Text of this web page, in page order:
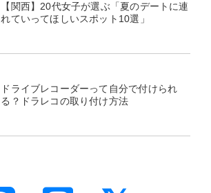
【関西】20代女子が選ぶ「夏のデートに連
れていってほしいスポット10選」
ドライブレコーダーって自分で付けられ
る？ドラレコの取り付け方法